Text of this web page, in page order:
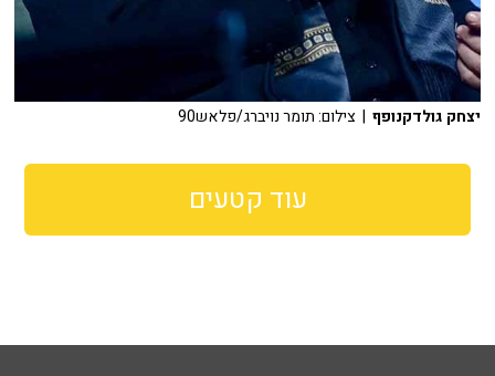
יצחק גולדקנופף | צילום: תומר נויברג/פלאש90
עוד קטעים